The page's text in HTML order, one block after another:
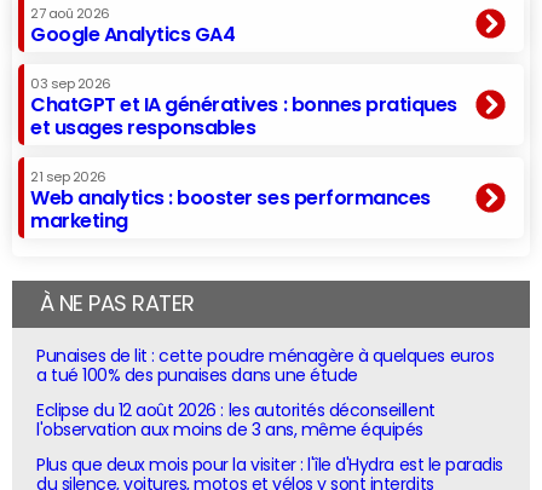
27 aoû 2026
Google Analytics GA4
03 sep 2026
ChatGPT et IA génératives : bonnes pratiques
et usages responsables
21 sep 2026
Web analytics : booster ses performances
marketing
À NE PAS RATER
Punaises de lit : cette poudre ménagère à quelques euros
a tué 100% des punaises dans une étude
Eclipse du 12 août 2026 : les autorités déconseillent
l'observation aux moins de 3 ans, même équipés
Plus que deux mois pour la visiter : l'île d'Hydra est le paradis
du silence, voitures, motos et vélos y sont interdits